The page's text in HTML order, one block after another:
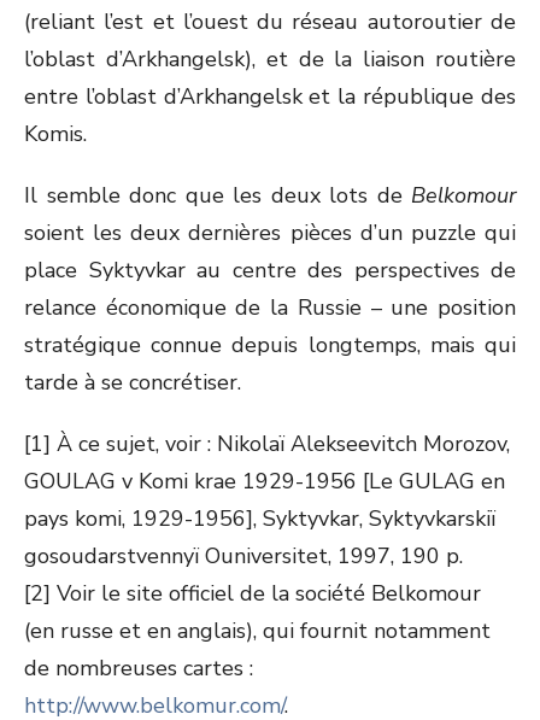
(reliant l’est et l’ouest du réseau autoroutier de
l’oblast d’Arkhangelsk), et de la liaison routière
entre l’oblast d’Arkhangelsk et la république des
Komis.
Il semble donc que les deux lots de Belkomour
soient les deux dernières pièces d’un puzzle qui
place Syktyvkar au centre des perspectives de
relance économique de la Russie – une position
stratégique connue depuis longtemps, mais qui
tarde à se concrétiser.
[1] À ce sujet, voir : Nikolaï Alekseevitch Morozov,
GOULAG v Komi krae 1929-1956 [Le GULAG en
pays komi, 1929-1956], Syktyvkar, Syktyvkarskiï
gosoudarstvennyï Ouniversitet, 1997, 190 p.
[2] Voir le site officiel de la société Belkomour
(en russe et en anglais), qui fournit notamment
de nombreuses cartes :
http://www.belkomur.com/.